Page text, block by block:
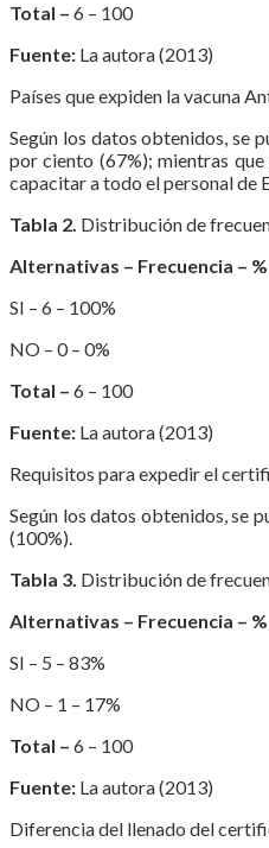
Total – 6 – 100
Fuente: La autora (2013)
Países que expiden la vacuna
Según los datos obtenidos, se
por ciento (67%); mientras
capacitar a todo el personal de
Tabla 2. Distribución de
Alternativas – Frecuencia – %
SI – 6 – 100%
NO – 0 – 0%
Total – 6 – 100
Fuente: La autora (2013)
Requisitos para expedir el
Según los datos obtenidos, se
(100%).
Tabla 3. Distribución de
Alternativas – Frecuencia – %
SI – 5 – 83%
NO – 1 – 17%
Total – 6 – 100
Fuente: La autora (2013)
Diferencia del llenado del